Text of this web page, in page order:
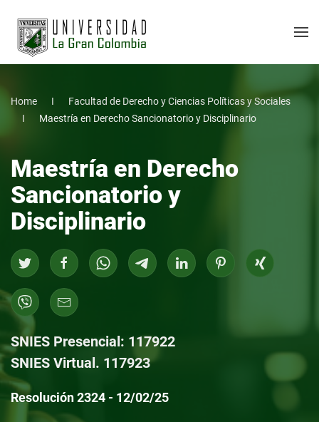
Home
Facultad de Derecho y Ciencias Políticas y Sociales
Maestría en Derecho Sancionatorio y Disciplinario
Maestría en Derecho
Sancionatorio y
Disciplinario
SNIES Presencial: 117922
SNIES Virtual. 117923
Resolución 2324 - 12/02/25